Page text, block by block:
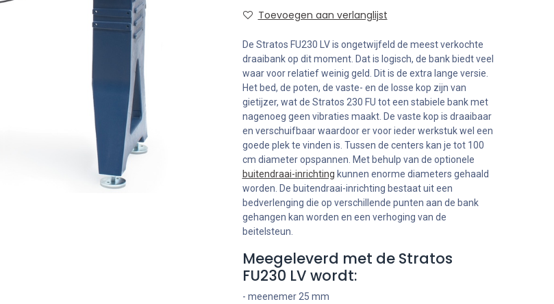
Toevoegen aan verlanglijst
De Stratos FU230 LV is ongetwijfeld de meest verkochte
draaibank op dit moment. Dat is logisch, de bank biedt veel
waar voor relatief weinig geld. Dit is de extra lange versie.
Het bed, de poten, de vaste- en de losse kop zijn van
gietijzer, wat de Stratos 230 FU tot een stabiele bank met
nagenoeg geen vibraties maakt. De vaste kop is draaibaar
en verschuifbaar waardoor er voor ieder werkstuk wel een
goede plek te vinden is. Tussen de centers kan je tot 100
cm diameter opspannen. Met behulp van de optionele
buitendraai-inrichting kunnen enorme diameters gehaald
worden. De buitendraai-inrichting bestaat uit een
bedverlenging die op verschillende punten aan de bank
gehangen kan worden en een verhoging van de
beitelsteun.
Meegeleverd met de Stratos
FU230 LV wordt:
- meenemer 25 mm